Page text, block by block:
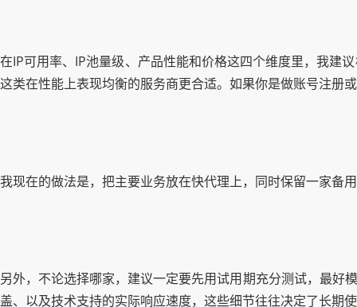
在IP可用率、IP池量级、产品性能和价格这四个维度里，我建
这类在性能上表现均衡的服务商更合适。如果你是做账号注册
我现在的做法是，把主要业务放在快代理上，同时保留一家备
另外，不论选择哪家，建议一定要先用试用期充分测试，最
盖、以及技术支持的实际响应速度，这些细节往往决定了长期